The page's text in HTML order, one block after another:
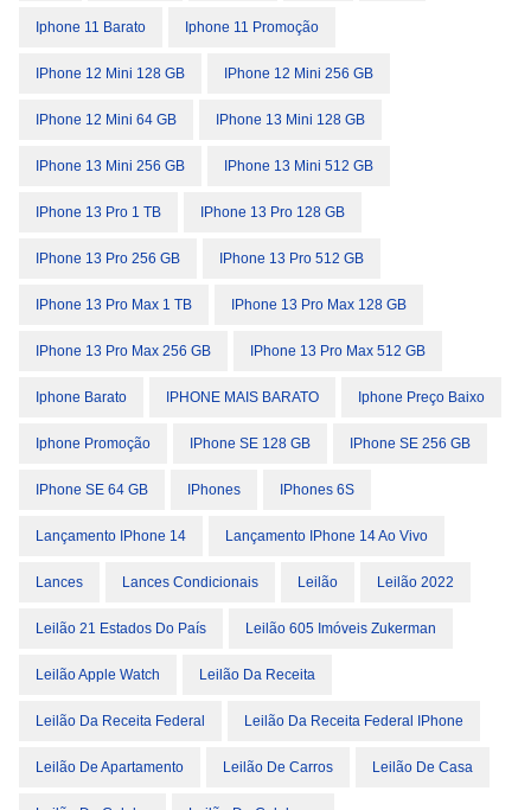
Iphone 11 Barato Iphone 11 Promoção
IPhone 12 Mini 128 GB IPhone 12 Mini 256 GB
IPhone 12 Mini 64 GB IPhone 13 Mini 128 GB
IPhone 13 Mini 256 GB IPhone 13 Mini 512 GB
IPhone 13 Pro 1 TB IPhone 13 Pro 128 GB
IPhone 13 Pro 256 GB IPhone 13 Pro 512 GB
IPhone 13 Pro Max 1 TB IPhone 13 Pro Max 128 GB
IPhone 13 Pro Max 256 GB IPhone 13 Pro Max 512 GB
Iphone Barato IPHONE MAIS BARATO Iphone Preço Baixo
Iphone Promoção IPhone SE 128 GB IPhone SE 256 GB
IPhone SE 64 GB IPhones IPhones 6S
Lançamento IPhone 14 Lançamento IPhone 14 Ao Vivo
Lances Lances Condicionais Leilão Leilão 2022
Leilão 21 Estados Do País Leilão 605 Imóveis Zukerman
Leilão Apple Watch Leilão Da Receita
Leilão Da Receita Federal Leilão Da Receita Federal IPhone
Leilão De Apartamento Leilão De Carros Leilão De Casa